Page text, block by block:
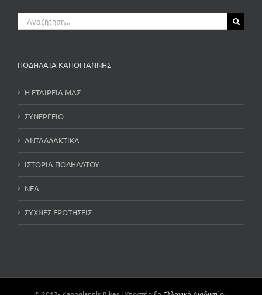
Αναζήτηση
για:
ΠΟΔΗΛΑΤΑ ΚΑΠΟΓΙΑΝΝΗΣ
Η ΕΤΑΙΡΕΙΑ ΜΑΣ
ΣΥΝΕΡΓΕΙΟ
ΑΝΤΑΛΛΑΚΤΙΚΑ
ΙΣΤΟΡΙΑ ΠΟΔΗΛΑΤΟΥ
ΝΕΑ
ΣΥΧΝΕΣ ΕΡΩΤΗΣΕΙΣ